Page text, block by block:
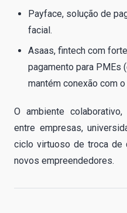
Payface, solução de
facial.
Asaas, fintech com
pagamento para PMEs
mantém conexão com
O ambiente
entre empresas,
ciclo virtuoso de troca de
novos empreendedores.